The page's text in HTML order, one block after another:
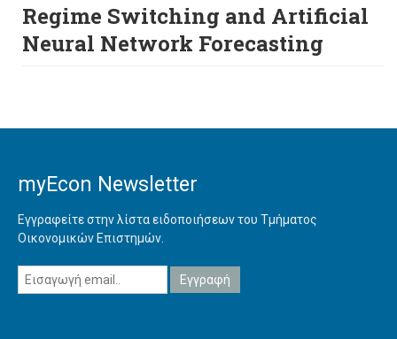
Regime Switching and Artificial
Neural Network Forecasting
myEcon Newsletter
Εγγραφείτε στην λίστα ειδοποιήσεων του Τμήματος
Οικονομικών Επιστημών.